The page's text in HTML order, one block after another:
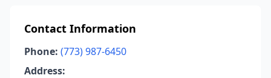
Contact Information
Phone: (773) 987-6450
Address: